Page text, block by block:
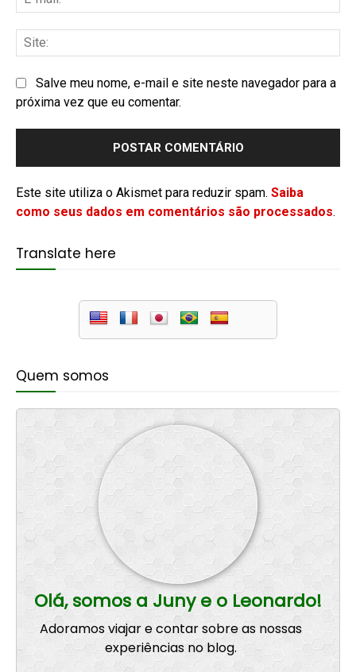
Salve meu nome, e-mail e site neste navegador para a
próxima vez que eu comentar.
Este site utiliza o Akismet para reduzir spam. Saiba
como seus dados em comentários são processados.
Translate here
Quem somos
Olá, somos a Juny e o Leonardo!
Adoramos viajar e contar sobre as nossas
experiências no blog.